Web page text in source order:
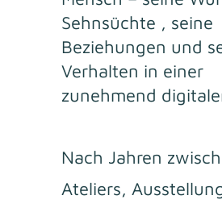
Sehnsüchte , seine
Beziehungen und
Verhalten in einer
zunehmend
Nach Jahren
Ateliers,